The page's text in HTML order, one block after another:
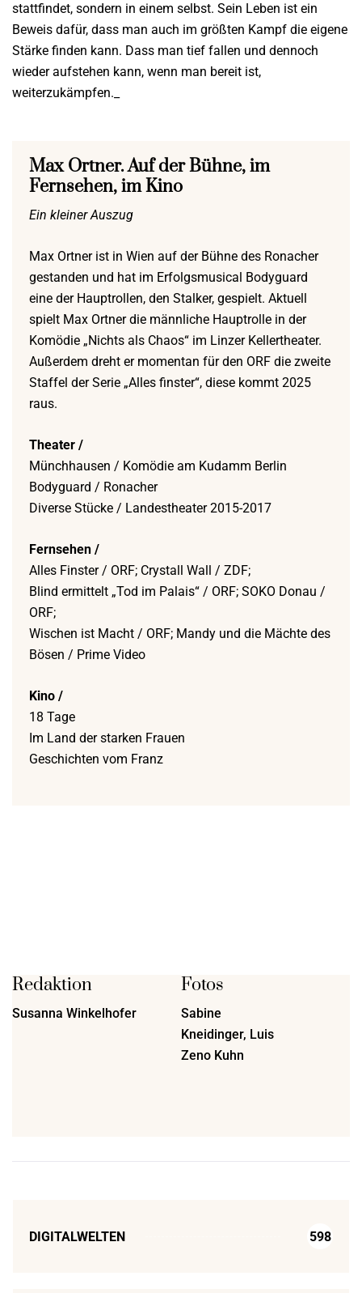
stattfindet, sondern in einem selbst. Sein Leben ist ein
Beweis dafür, dass man auch im größten Kampf die eigene
Stärke finden kann. Dass man tief fallen und dennoch
wieder aufstehen kann, wenn man bereit ist,
weiterzukämpfen._
Max Ortner. Auf der Bühne, im
Fernsehen, im Kino
Ein kleiner Auszug
Max Ortner ist in Wien auf der Bühne des Ronacher
gestanden und hat im Erfolgsmusical Bodyguard
eine der Hauptrollen, den Stalker, gespielt. Aktuell
spielt Max Ortner die männliche Hauptrolle in der
Komödie „Nichts als Chaos“ im Linzer Kellertheater.
Außerdem dreht er momentan für den ORF die zweite
Staffel der Serie „Alles finster“, diese kommt 2025
raus.
Theater /
Münchhausen / Komödie am Kudamm Berlin
Bodyguard / Ronacher
Diverse Stücke / Landestheater 2015-2017
Fernsehen /
Alles Finster / ORF; Crystall Wall / ZDF;
Blind ermittelt „Tod im Palais“ / ORF; SOKO Donau /
ORF;
Wischen ist Macht / ORF; Mandy und die Mächte des
Bösen / Prime Video
Kino /
18 Tage
Im Land der starken Frauen
Geschichten vom Franz
Redaktion
Susanna Winkelhofer
Fotos
Sabine
Kneidinger, Luis
Zeno Kuhn
DIGITALWELTEN 598